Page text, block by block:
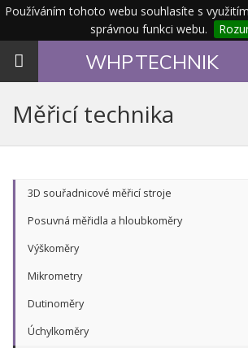
Používáním tohoto webu souhlasíte s
správnou funkci webu.
Toggle
WHPTECHNIK
Měřicí technika
3D souřadnicové měřicí stroje
Posuvná měřidla a hloubkoměry
Výškoměry
Mikrometry
Dutinoměry
Úchylkoměry